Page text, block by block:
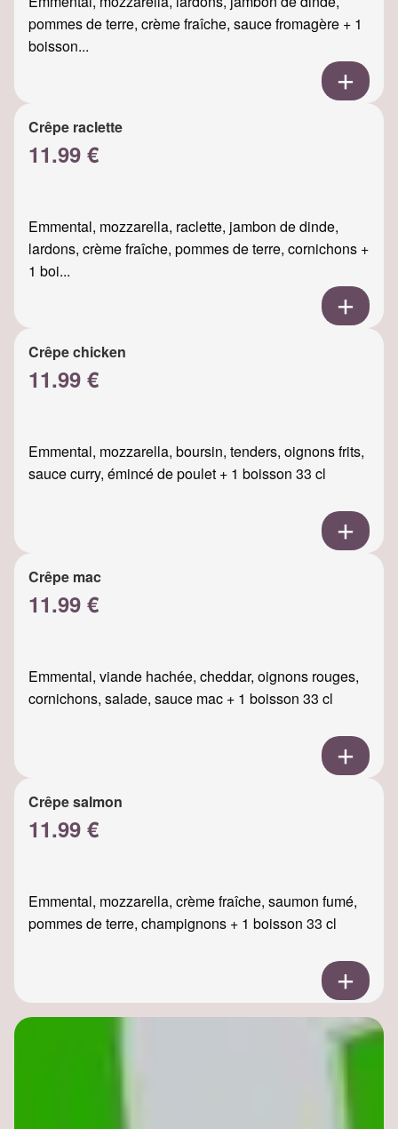
pommes de terre, crème fraîche, sauce fromagère + 1
boisson...
Crêpe raclette
11.99 €
Emmental, mozzarella, raclette, jambon de dinde,
lardons, crème fraîche, pommes de terre, cornichons +
1 boi...
Crêpe chicken
11.99 €
Emmental, mozzarella, boursin, tenders, oignons frits,
sauce curry, émincé de poulet + 1 boisson 33 cl
Crêpe mac
11.99 €
Emmental, viande hachée, cheddar, oignons rouges,
cornichons, salade, sauce mac + 1 boisson 33 cl
Crêpe salmon
11.99 €
Emmental, mozzarella, crème fraîche, saumon fumé,
pommes de terre, champignons + 1 boisson 33 cl